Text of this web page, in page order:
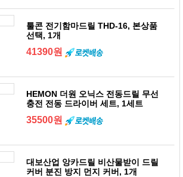
툴콘 전기함마드릴 THD-16, 본상품
선택, 1개
41390원
HEMON 더원 오닉스 전동드릴 무선
충전 전동 드라이버 세트, 1세트
35500원
대보산업 앙카드릴 비산물받이 드릴
커버 분진 방지 먼지 커버, 1개